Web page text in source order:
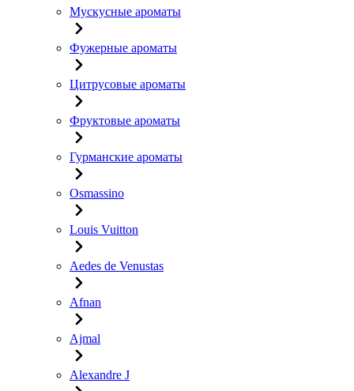
Мускусные ароматы
Фужерные ароматы
Цитрусовые ароматы
Фруктовые ароматы
Гурманские ароматы
Osmassino
Louis Vuitton
Aedes de Venustas
Afnan
Ajmal
Alexandre J